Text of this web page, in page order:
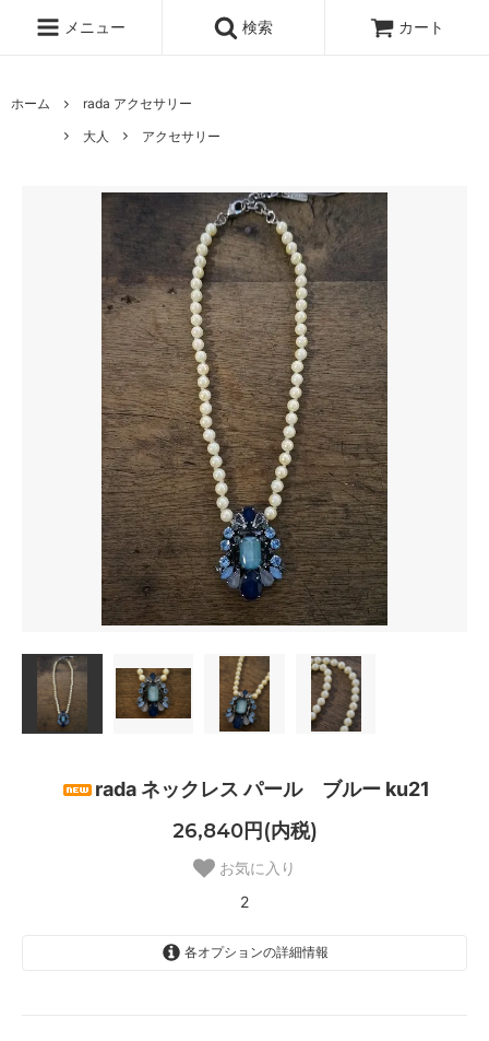
メニュー 検索 カート
ホーム
rada アクセサリー
大人
アクセサリー
rada ネックレス パール ブルー ku21
26,840円(内税)
お気に入り
2
各オプションの詳細情報